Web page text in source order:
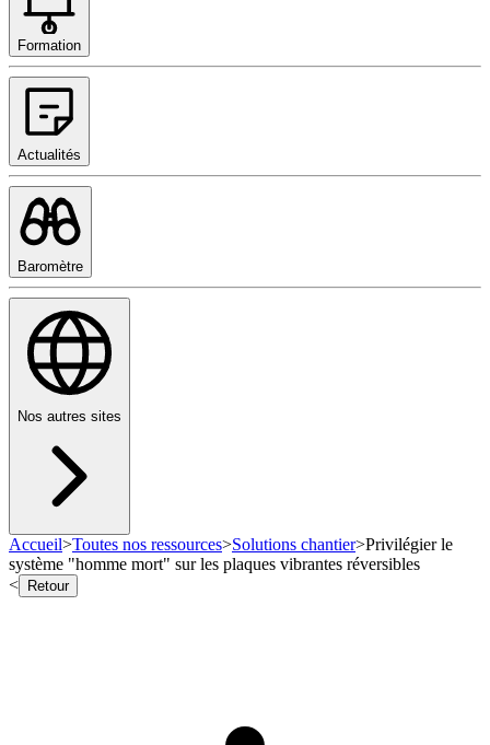
Formation
Actualités
Baromètre
Nos autres sites
Accueil>Toutes nos ressources>Solutions chantier>Privilégier le
système "homme mort" sur les plaques vibrantes réversibles
<
Retour